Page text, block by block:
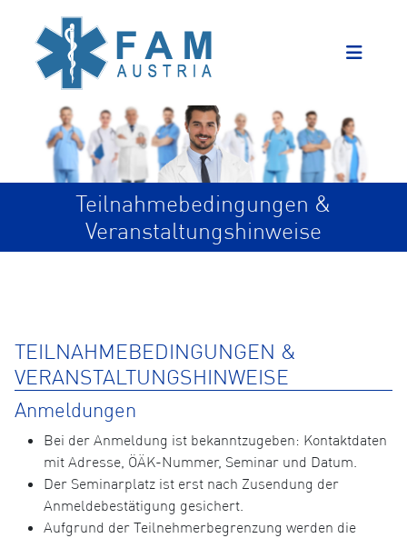
Teilnahmebedingungen &
Veranstaltungshinweise
TEILNAHMEBEDINGUNGEN &
VERANSTALTUNGSHINWEISE
Anmeldungen
Bei der Anmeldung ist bekanntzugeben: Kontaktdaten
mit Adresse, ÖÄK-Nummer, Seminar und Datum.
Der Seminarplatz ist erst nach Zusendung der
Anmeldebestätigung gesichert.
Aufgrund der Teilnehmerbegrenzung werden die